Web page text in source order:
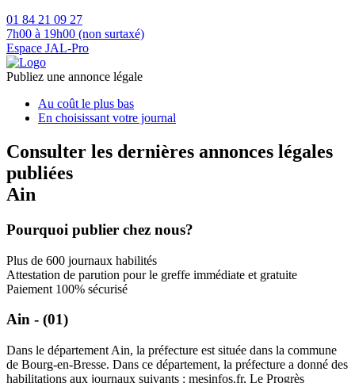
01 84 21 09 27
7h00 à 19h00 (non surtaxé)
Espace JAL-Pro
Publiez une annonce légale
Au coût le plus bas
En choisissant votre journal
Consulter les dernières annonces légales
publiées
Ain
Pourquoi publier chez nous?
Plus de 600 journaux habilités
Attestation de parution pour le greffe immédiate et gratuite
Paiement 100% sécurisé
Ain - (01)
Dans le département Ain, la préfecture est située dans la commune
de Bourg-en-Bresse. Dans ce département, la préfecture a donné des
habilitations aux journaux suivants : mesinfos.fr, Le Progrès